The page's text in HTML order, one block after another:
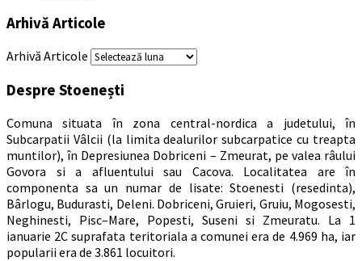
Arhivă Articole
Arhivă Articole
Despre Stoenești
Comuna situata în zona central-nordica a judetului, în
Subcarpatii Vâlcii (la limita dealurilor subcarpatice cu treapta
muntilor), în Depresiunea Dobriceni – Zmeurat, pe valea râului
Govora si a afluentului sau Cacova. Localitatea are în
componenta sa un numar de lisate: Stoenesti (resedinta),
Bârlogu, Budurasti, Deleni. Dobriceni, Gruieri, Gruiu, Mogosesti,
Neghinesti, Pisc–Mare, Popesti, Suseni si Zmeuratu. La 1
ianuarie 2C suprafata teritoriala a comunei era de 4.969 ha, iar
popularii era de 3.861 locuitori.